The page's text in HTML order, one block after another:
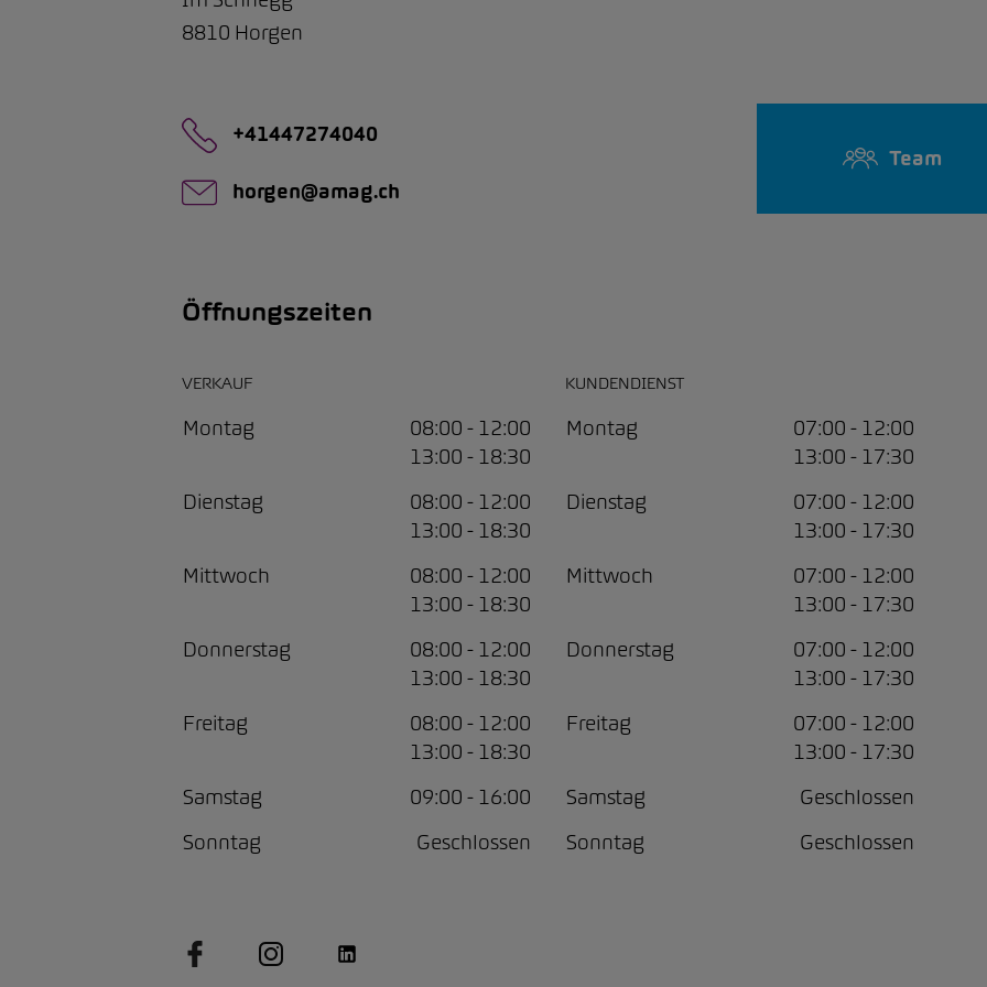
8810 Horgen
+41447274040
horgen@amag.ch
Team
Öffnungszeiten
VERKAUF
Montag
08:00 - 12:00
13:00 - 18:30
Dienstag
08:00 - 12:00
13:00 - 18:30
Mittwoch
08:00 - 12:00
13:00 - 18:30
Donnerstag
08:00 - 12:00
13:00 - 18:30
Freitag
08:00 - 12:00
13:00 - 18:30
Samstag
09:00 - 16:00
Sonntag
Geschlossen
KUNDENDIENST
Montag
07:00 - 12:00
13:00 - 17:30
Dienstag
07:00 - 12:00
13:00 - 17:30
Mittwoch
07:00 - 12:00
13:00 - 17:30
Donnerstag
07:00 - 12:00
13:00 - 17:30
Freitag
07:00 - 12:00
13:00 - 17:30
Samstag
Geschlossen
Sonntag
Geschlossen